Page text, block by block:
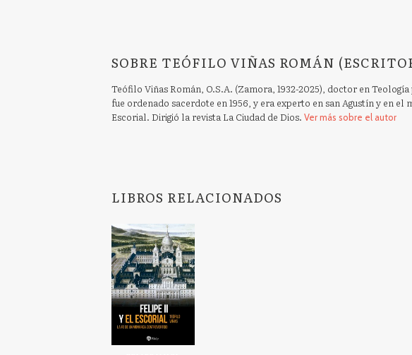
SOBRE TEÓFILO VIÑAS ROMÁN
Teófilo Viñas Román, O.S.A. (Zamora, 1932-2025), doctor en
fue ordenado sacerdote en 1956, y era experto en san Agustín y en el
Escorial. Dirigió la revista La Ciudad de Dios. Ver más sobre el autor
LIBROS RELACIONADOS